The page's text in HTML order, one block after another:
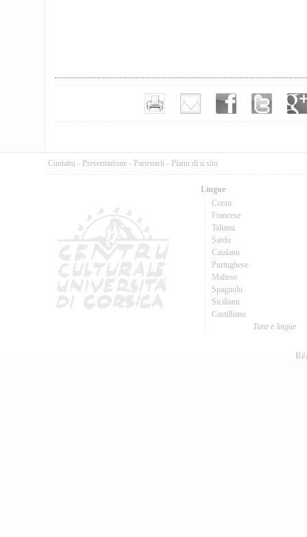
Cuntattu - Presentazione - Partenarii - Pianu di u situ
Lingue
Corsu
Francese
Talianu
Sardu
Catalanu
Purtughese
Maltese
Spagnolu
Sicilianu
Castillianu
Tutte e lingue